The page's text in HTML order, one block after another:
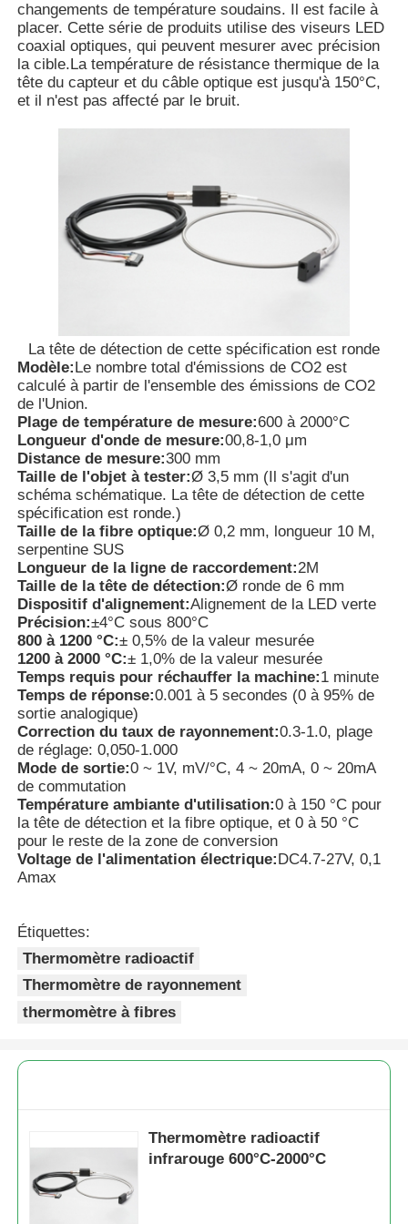
Produits
Vidéos
A propos de nous
Visite d'usine
Contrôle de la qualité
Contact
nouvelles
Les cas le montrent
Demande de soumission
Détecteur de rayonnement nucléaire
Dosimètre personnel
capteur de rayon de x
Moniteur d'ions négatifs atmosphériques
Détecteur de PM2.5
changements de température soudains. Il est facile à
placer. Cette série de produits utilise des viseurs LED
coaxial optiques, qui peuvent mesurer avec précision
la cible.La température de résistance thermique de la
tête du capteur et du câble optique est jusqu'à 150°C,
et il n'est pas affecté par le bruit.
La tête de détection de cette spécification est ronde
Modèle: Le nombre total d'émissions de CO2 est
calculé à partir de l'ensemble des émissions de CO2
de l'Union.
Plage de température de mesure:600 à 2000°C
Longueur d'onde de mesure:00,8-1,0 μm
Distance de mesure:300 mm
Taille de l'objet à tester:Ø 3,5 mm (Il s'agit d'un
schéma schématique. La tête de détection de cette
spécification est ronde.)
Taille de la fibre optique:Ø 0,2 mm, longueur 10 M,
serpentine SUS
Longueur de la ligne de raccordement:2M
Taille de la tête de détection:Ø ronde de 6 mm
Dispositif d'alignement:Alignement de la LED verte
Précision:±4°C sous 800°C
800 à 1200 °C:± 0,5% de la valeur mesurée
1200 à 2000 °C:± 1,0% de la valeur mesurée
Temps requis pour réchauffer la machine:1 minute
Temps de réponse:0.001 à 5 secondes (0 à 95% de
sortie analogique)
Correction du taux de rayonnement:0.3-1.0, plage
de réglage: 0,050-1.000
Mode de sortie:0 ~ 1V, mV/°C, 4 ~ 20mA, 0 ~ 20mA
de commutation
Température ambiante d'utilisation:0 à 150 °C pour
la tête de détection et la fibre optique, et 0 à 50 °C
pour le reste de la zone de conversion
Voltage de l'alimentation électrique: DC4.7-27V, 0,1
Amax
Étiquettes:
Thermomètre radioactif
Thermomètre de rayonnement
thermomètre à fibres
Thermomètre radioactif
infrarouge 600°C-2000°C